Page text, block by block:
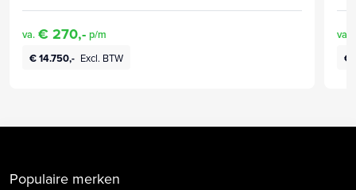
va. € 270,- p/m
€ 14.750,- Excl. BTW
va.
€
Populaire merken